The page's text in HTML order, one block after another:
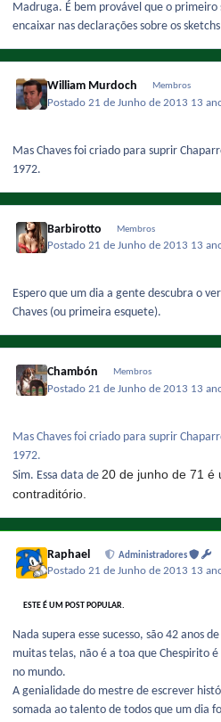
Madruga. É bem provável que o primeiro
encaixar nas declarações sobre os
William Murdoch Membros
Postado21 de Junho de 2013 13
Mas Chaves foi criado para suprir
1972.
Barbirotto Membros
Postado21 de Junho de 2013 13
Espero que um dia a gente descubra o
Chaves (ou primeira esquete).
Chambón Membros
Postado21 de Junho de 2013 13
Mas Chaves foi criado para suprir
1972.
Sim. Essa data de 20 de junho de 71 é
contraditório.
Raphael Administradores
Postado21 de Junho de 2013 13
ESTE É UM POST POPULAR.
Nada supera esse sucesso, são 42 anos
muitas telas, não é a toa que Chespirito
no mundo.
A genialidade do mestre de escrever
somada ao talento de todos que um dia